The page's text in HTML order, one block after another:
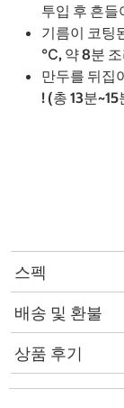
투입 후 흔들
기름이 코팅
℃, 약 8분 조
만두를 뒤집
! (총 13분~15
스펙
배송 및 환불
상품 후기